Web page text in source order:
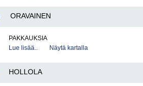
ORAVAINEN
PAKKAUKSIA
Lue lisää..
Näytä kartalla
HOLLOLA